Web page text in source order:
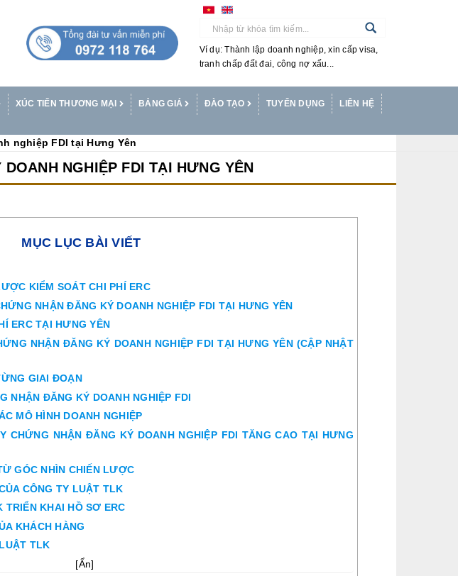
Ví dụ: Thành lập doanh nghiệp, xin cấp visa,
tranh chấp đất đai, công nợ xấu...
XÚC TIẾN THƯƠNG MẠI BẢNG GIÁ ĐÀO TẠO TUYỂN DỤNG LIÊN HỆ
nghiệp FDI tại Hưng Yên
NGHIỆP FDI TẠI HƯNG YÊN
MỤC LỤC BÀI VIẾT
KIỂM SOÁT CHI PHÍ ERC
NHẬN ĐĂNG KÝ DOANH NGHIỆP FDI TẠI HƯNG YÊN
ERC TẠI HƯNG YÊN
NHẬN ĐĂNG KÝ DOANH NGHIỆP FDI TẠI HƯNG YÊN (CẬP NHẬT
GIAI ĐOẠN
NHẬN ĐĂNG KÝ DOANH NGHIỆP FDI
MÔ HÌNH DOANH NGHIỆP
CHỨNG NHẬN ĐĂNG KÝ DOANH NGHIỆP FDI TĂNG CAO TẠI HƯNG
GÓC NHÌN CHIẾN LƯỢC
CÔNG TY LUẬT TLK
TRIỂN KHAI HỒ SƠ ERC
KHÁCH HÀNG
TLK
[Ẩn]